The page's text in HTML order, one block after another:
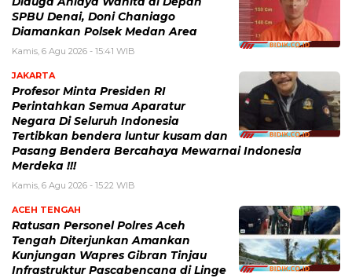
SPBU Denai, Doni Chaniago
Diamankan Polsek Medan Area
Kamis, 6 Agu 2026 - 15:41 WIB
JAKARTA
Profesor Minta Presiden RI
Perintahkan Semua Aparatur
Negara Di Seluruh Indonesia
Tertibkan bendera luntur kusam dan
Pasang Bendera Bercahaya Mewarnai Indonesia
Merdeka !!!
Kamis, 6 Agu 2026 - 15:22 WIB
ACEH TENGAH
Ratusan Personel Polres Aceh
Tengah Diterjunkan Amankan
Kunjungan Wapres Gibran Tinjau
Infrastruktur Pascabencana di Linge